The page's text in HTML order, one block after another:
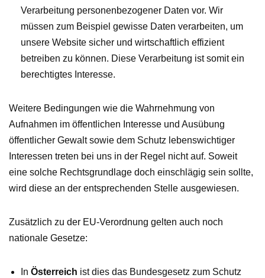
Verarbeitung personenbezogener Daten vor. Wir
müssen zum Beispiel gewisse Daten verarbeiten, um
unsere Website sicher und wirtschaftlich effizient
betreiben zu können. Diese Verarbeitung ist somit ein
berechtigtes Interesse.
Weitere Bedingungen wie die Wahrnehmung von
Aufnahmen im öffentlichen Interesse und Ausübung
öffentlicher Gewalt sowie dem Schutz lebenswichtiger
Interessen treten bei uns in der Regel nicht auf. Soweit
eine solche Rechtsgrundlage doch einschlägig sein sollte,
wird diese an der entsprechenden Stelle ausgewiesen.
Zusätzlich zu der EU-Verordnung gelten auch noch
nationale Gesetze:
In Österreich ist dies das Bundesgesetz zum Schutz